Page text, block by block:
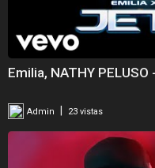
Emilia, NATHY
Admin 23 vistas